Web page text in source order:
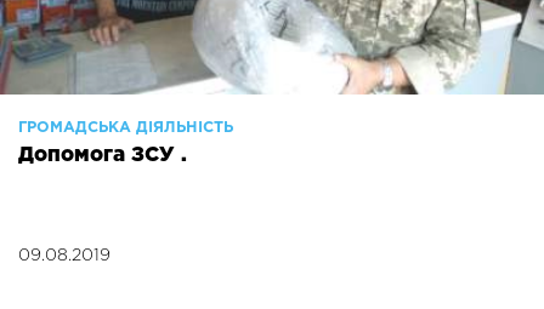
ГРОМАДСЬКА ДІЯЛЬНІСТЬ
Допомога ЗСУ .
09.08.2019